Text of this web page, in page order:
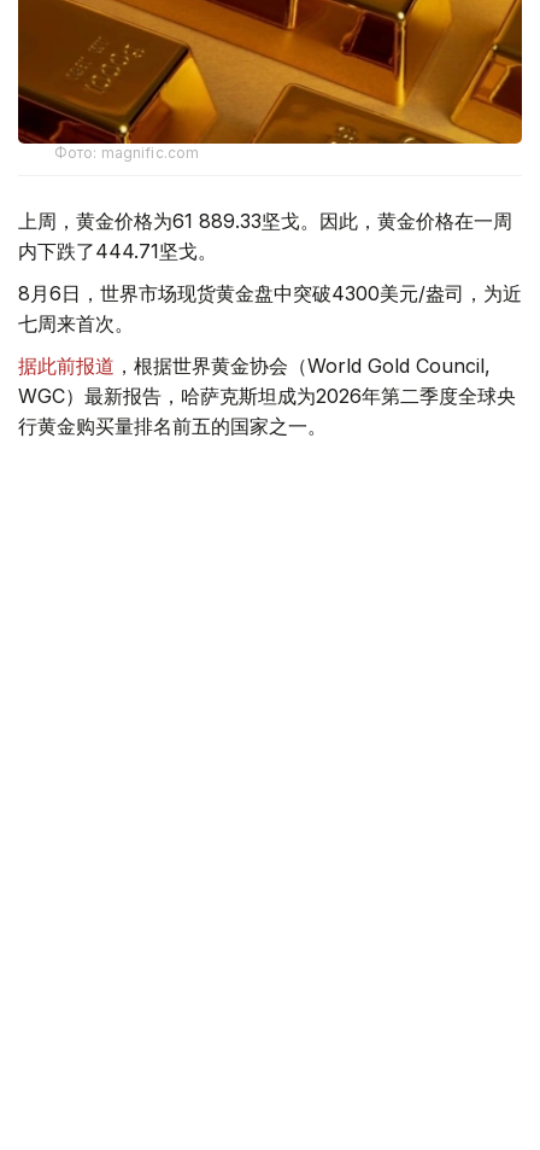
Фото: magnific.com
上周，黄金价格为61 889.33坚戈。因此，黄金价格在一周
内下跌了444.71坚戈。
8月6日，世界市场现货黄金盘中突破4300美元/盎司，为近
七周来首次。
据此前报道 ，根据世界黄金协会（World Gold Council,
WGC）最新报告，哈萨克斯坦成为2026年第二季度全球央
行黄金购买量排名前五的国家之一。